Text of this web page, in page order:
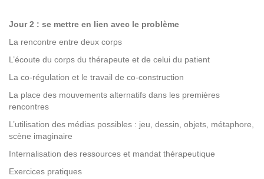
Jour 2 : se mettre en lien avec le problème
La rencontre entre deux corps
L’écoute du corps du thérapeute et de celui du patient
La co-régulation et le travail de co-construction
La place des mouvements alternatifs dans les premières
rencontres
L’utilisation des médias possibles : jeu, dessin, objets, métaphore,
scène imaginaire
Internalisation des ressources et mandat thérapeutique
Exercices pratiques